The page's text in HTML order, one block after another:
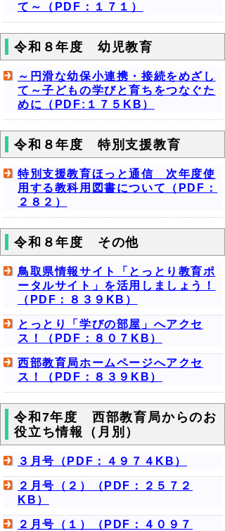
て～（PDF：１７１）
令和８年度 幼児教育
～円滑な幼保小連携・接続をめざし
て～子どもの学びと育ちをつなぐた
めに（PDF:１７５KB）
令和８年度 特別支援教育
特別支援教育ほっと通信 次年度使
用する教科用図書について（PDF：
２８２）
令和８年度 その他
鳥取県情報サイト「とっとり教育ポ
ータルサイト」を活用しましょう！
（PDF：８３９KB）
とっとり「学びの部屋」へアクセ
ス！（PDF：８０７KB）
西部教育局ホームページへアクセ
ス！（PDF：８３９KB）
令和7年度 西部教育局からのお
役立ち情報（月別）
３月号（PDF：４９７４KB）
２月号（２）（PDF：２５７２
KB）
２月号（１）（PDF：４０９７